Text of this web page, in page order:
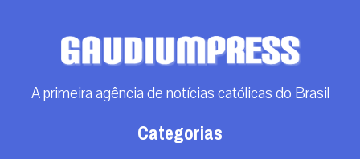
A primeira agência de notícias católicas do Brasil
Categorias